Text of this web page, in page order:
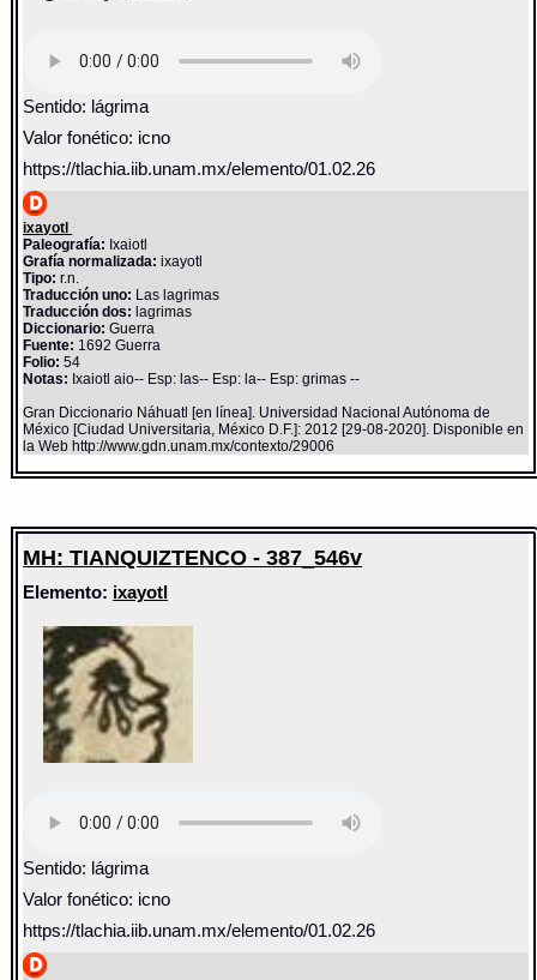
Sentido: lágrima
Valor fonético: icno
https://tlachia.iib.unam.mx/elemento/01.02.26
ixayotl
Paleografía: Ixaiotl
Grafía normalizada: ixayotl
Tipo: r.n.
Traducción uno: Las lagrimas
Traducción dos: lagrimas
Diccionario:Guerra
Fuente: 1692 Guerra
Folio: 54
Notas: Ixaiotl aio-- Esp: las-- Esp: la-- Esp: grimas --
Gran Diccionario Náhuatl [en línea]. Universidad Nacional Autónoma de
México [Ciudad Universitaria, México D.F.]: 2012 [29-08-2020]. Disponible en
la Web http://www.gdn.unam.mx/contexto/29006
MH: TIANQUIZTENCO - 387_546v
Elemento: ixayotl
Sentido: lágrima
Valor fonético: icno
https://tlachia.iib.unam.mx/elemento/01.02.26